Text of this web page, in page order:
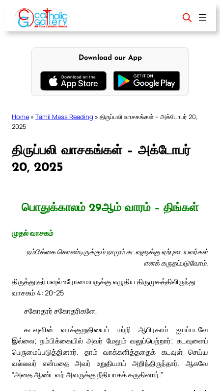
content
Download our App
Home » Tamil Mass Reading » திருப்பலி வாசகங்கள் – அக்டோபர் 20,
2025
திருப்பலி வாசகங்கள் – அக்டோபர்
20, 2025
பொதுக்காலம் 29ஆம் வாரம் – திங்கள்
முதல் வாசகம்
நம்பிக்கை கொண்டிருக்கும் நாமும் கடவுளுக்கு ஏற்புடையவர்கள்
எனக் கருதப்படுவோம்.
திருத்தூதர் பவுல் உரோமையருக்கு எழுதிய திருமுகத்திலிருந்து
வாசகம் 4: 20-25
சகோதரர் சகோதரிகளே,
கடவுளின் வாக்குறுதியைப் பற்றி ஆபிரகாம் ஐயப்படவே
இல்லை; நம்பிக்கையில் அவர் மேலும் வலுப்பெற்றார்; கடவுளைப்
பெருமைப்படுத்தினார். தாம் வாக்களித்ததைக் கடவுள் செய்ய
வல்லவர் என்பதை அவர் உறுதியாய் அறிந்திருந்தார். ஆகவே
“அதை ஆண்டவர் அவருக்கு நீதியாகக் கருதினார்.”